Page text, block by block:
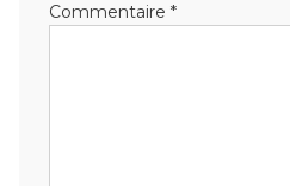
Commentaire *